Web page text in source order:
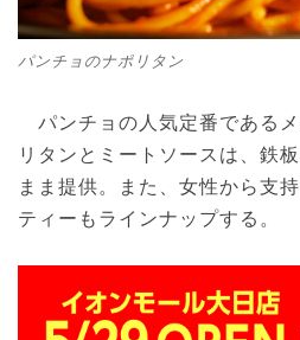
パンチョのナポリタン
パンチョの人気定番である
リタンとミートソースは、鉄
まま提供。また、女性から支
ティーもラインナップする。